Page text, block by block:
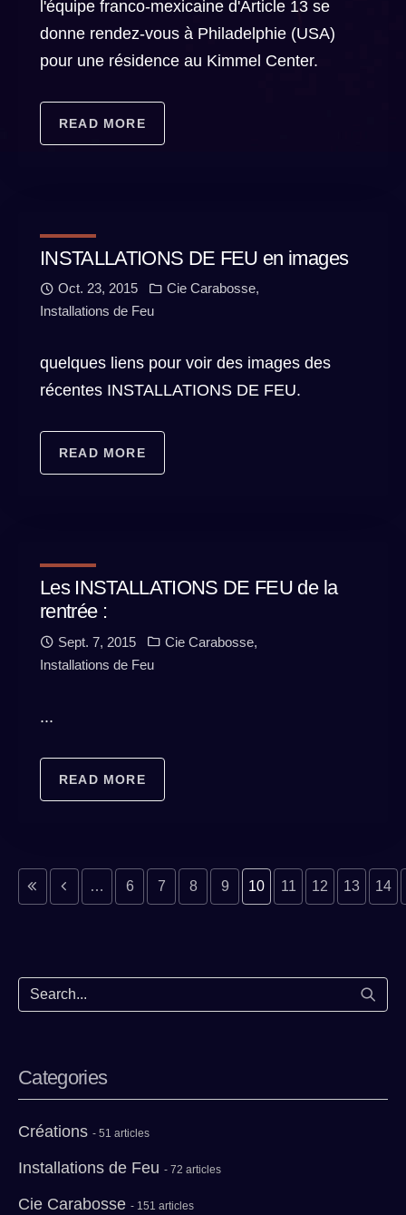
l'équipe franco-mexicaine d'Article 13 se
donne rendez-vous à Philadelphie (USA)
pour une résidence au Kimmel Center.
READ MORE
INSTALLATIONS DE FEU en images
Oct. 23, 2015 Cie Carabosse,
Installations de Feu
quelques liens pour voir des images des
récentes INSTALLATIONS DE FEU.
READ MORE
Les INSTALLATIONS DE FEU de la
rentrée :
Sept. 7, 2015 Cie Carabosse,
Installations de Feu
...
READ MORE
page
previous page
… 6 7 8 9 10 11 12 13 14
Categories
Créations - 51 articles
Installations de Feu - 72 articles
Cie Carabosse - 151 articles